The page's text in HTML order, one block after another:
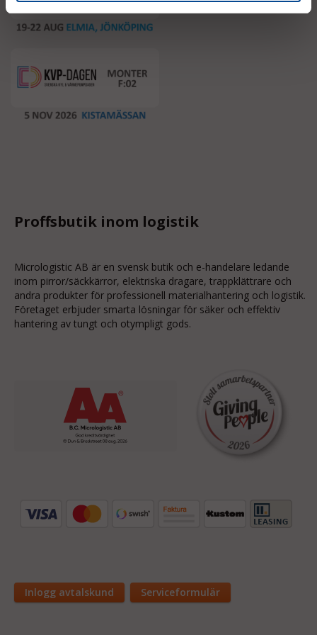
Proffsbutik inom logistik
Micrologistic AB är en svensk butik och e-handelare ledande
inom pirror/säckkärror, elektriska dragare, trappklättrare och
andra produkter för professionell materialhantering och logistik.
Företaget erbjuder smarta lösningar för säker och effektiv
hantering av tungt och otympligt gods.
Inlogg avtalskund Serviceformulär